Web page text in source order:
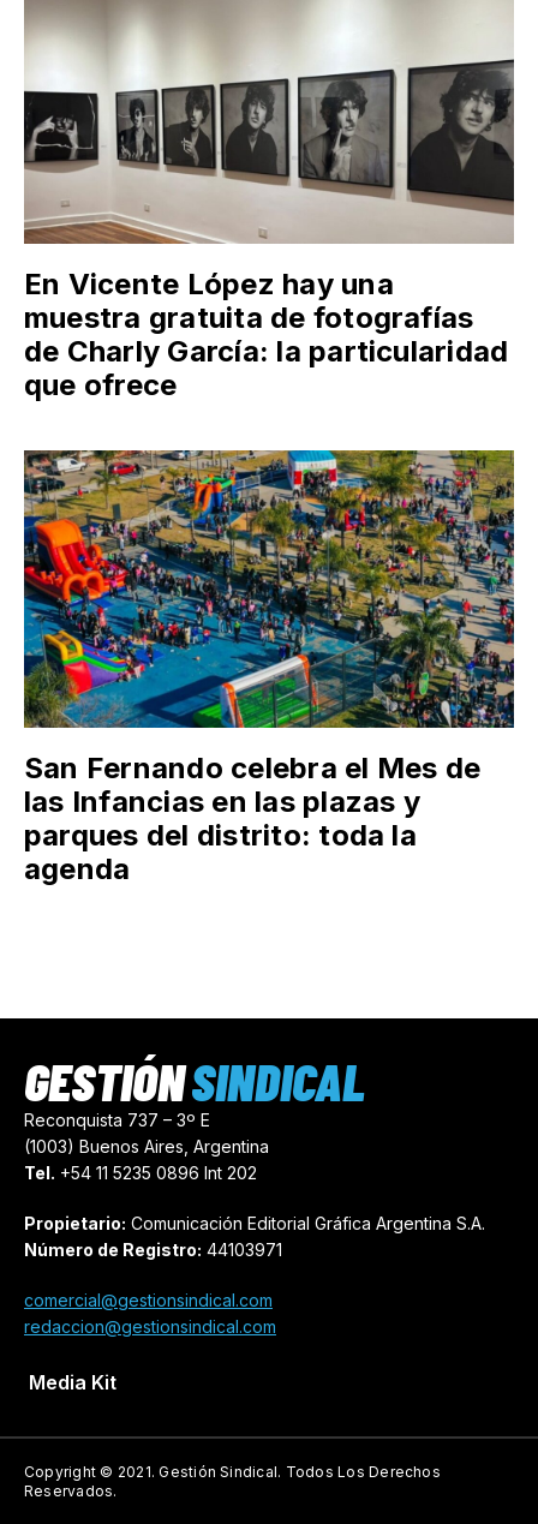
En Vicente López hay una
muestra gratuita de fotografías
de Charly García: la particularidad
que ofrece
San Fernando celebra el Mes de
las Infancias en las plazas y
parques del distrito: toda la
agenda
Reconquista 737 – 3º E
(1003) Buenos Aires, Argentina
Tel. +54 11 5235 0896 Int 202
Propietario: Comunicación Editorial Gráfica Argentina S.A.
Número de Registro: 44103971
comercial@gestionsindical.com
redaccion@gestionsindical.com
Media Kit
GESTIÓNSINDICAL
Copyright © 2021.Gestión Sindical. Todos Los Derechos
Reservados.